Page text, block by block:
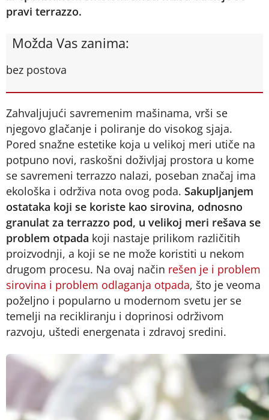
pravi terrazzo.
Možda Vas zanima:
bez postova
Zahvaljujući savremenim mašinama, vrši se
njegovo glačanje i poliranje do visokog sjaja.
Pored snažne estetike koja u velikoj meri utiče na
potpuno novi, raskošni doživljaj prostora u kome
se savremeni terrazzo nalazi, poseban značaj ima
ekološka i održiva nota ovog poda. Sakupljanjem
ostataka koji se koriste kao sirovina, odnosno
granulat za terrazzo pod, u velikoj meri rešava se
problem otpada koji nastaje prilikom različitih
proizvodnji, a koji se ne može koristiti u nekom
drugom procesu. Na ovaj način rešen je i problem
sirovina i problem odlaganja otpada, što je veoma
poželjno i popularno u modernom svetu jer se
temelji na recikliranju i doprinosi održivom
razvoju, uštedi energenata i zdravoj sredini.